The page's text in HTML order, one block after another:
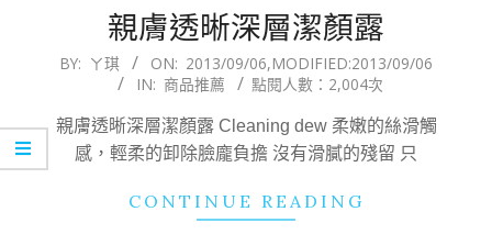
親膚透晰深層潔顏露
2013-
06
BY: ㄚ琪 ON: 2013/09/06,MODIFIED:2013/09/06
IN: 商品推薦 點閱人數：2,004次
親膚透晰深層潔顏露 Cleaning dew 柔嫩的絲滑觸
感，輕柔的卸除臉龐負擔 沒有滑膩的殘留 只
CONTINUE READING